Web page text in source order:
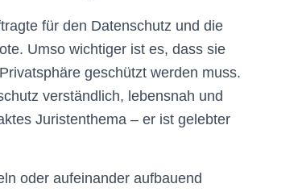
für den Datenschutz und die
Umso wichtiger ist es, dass sie
geschützt werden muss.
verständlich, lebensnah und
Juristenthema – er ist gelebter
oder aufeinander aufbauend